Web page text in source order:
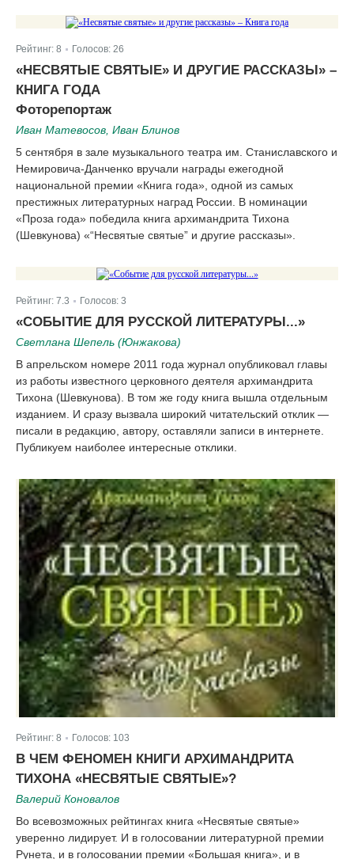
Рейтинг: 8 Голосов: 26
«НЕСВЯТЫЕ СВЯТЫЕ» И ДРУГИЕ РАССКАЗЫ» –
КНИГА ГОДА
Фоторепортаж
Иван Матевосов, Иван Блинов
5 сентября в зале музыкального театра им. Станиславского и
Немировича-Данченко вручали награды ежегодной
национальной премии «Книга года», одной из самых
престижных литературных наград России. В номинации
«Проза года» победила книга архимандрита Тихона
(Шевкунова) «“Несвятые святые” и другие рассказы».
Рейтинг: 7.3 Голосов: 3
«СОБЫТИЕ ДЛЯ РУССКОЙ ЛИТЕРАТУРЫ...»
Светлана Шепель (Юнжакова)
В апрельском номере 2011 года журнал опубликовал главы
из работы известного церковного деятеля архимандрита
Тихона (Шевкунова). В том же году книга вышла отдельным
изданием. И сразу вызвала широкий читательский отклик —
писали в редакцию, автору, оставляли записи в интернете.
Публикуем наиболее интересные отклики.
Рейтинг: 8 Голосов: 103
В ЧЕМ ФЕНОМЕН КНИГИ АРХИМАНДРИТА
ТИХОНА «НЕСВЯТЫЕ СВЯТЫЕ»?
Валерий Коновалов
Во всевозможных рейтингах книга «Несвятые святые»
уверенно лидирует. И в голосовании литературной премии
Рунета, и в голосовании премии «Большая книга», и в